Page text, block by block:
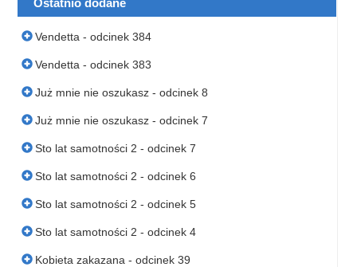
Vendetta - odcinek 384
Vendetta - odcinek 383
Już mnie nie oszukasz - odcinek 8
Już mnie nie oszukasz - odcinek 7
Sto lat samotności 2 - odcinek 7
Sto lat samotności 2 - odcinek 6
Sto lat samotności 2 - odcinek 5
Sto lat samotności 2 - odcinek 4
Kobieta zakazana - odcinek 39